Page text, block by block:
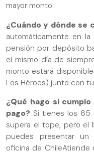
mayor monto.
¿Cuándo y dónde se
automáticamente en
pensión por depósito
el mismo día de
monto estará
Los Héroes) junto con
¿Qué hago si
pago? Si tienes los 65
supera el tope, pero el
puedes presentar un
oficina de ChileAtiende